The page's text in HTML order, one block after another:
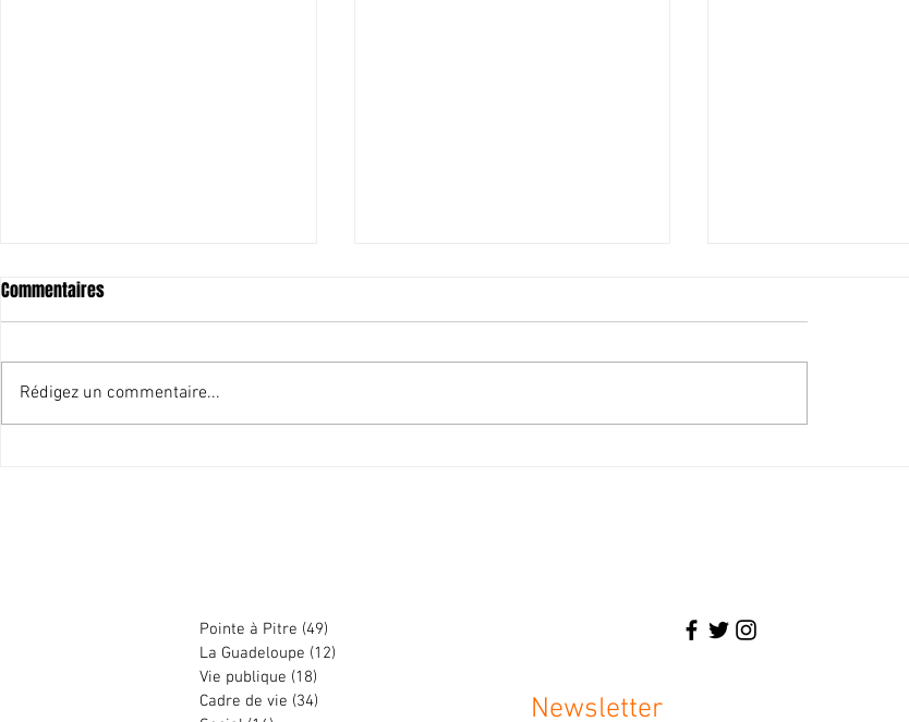
Merci pour cette victoire.
Commentaires
Rédigez un commentaire...
Pointe à Pitre (49)
La Guadeloupe (12)
Vie publique (18)
Cadre de vie (34) Newsletter